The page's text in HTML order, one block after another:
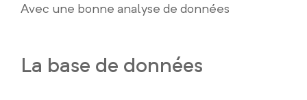
Avec une bonne analyse de données
La base de données